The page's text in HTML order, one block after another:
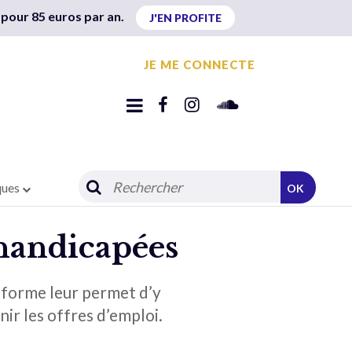
85 euros par an. J'EN PROFITE
JE ME CONNECTE
OK
leur permet d’y
les offres d’emploi.